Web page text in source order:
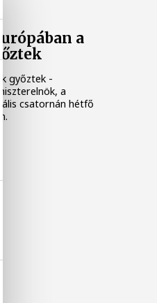
a
győztek -
a
csatornán hétfő